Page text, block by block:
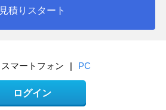
見積りスタート
スマートフォン | PC
ログイン